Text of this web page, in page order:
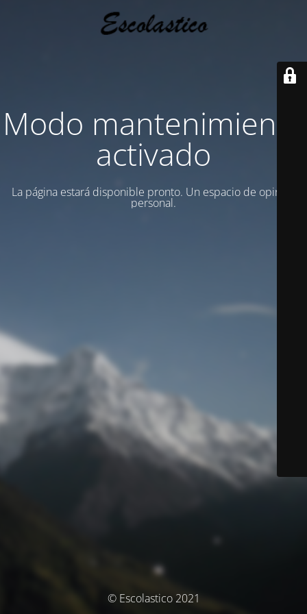
Modo mantenimiento
activado
La página estará disponible pronto. Un espacio de opinion
personal.
© Escolastico 2021